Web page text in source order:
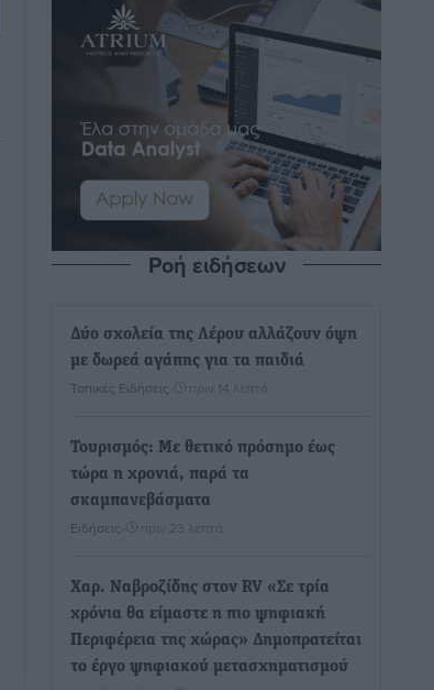
Ροή ειδήσεων
Δύο σχολεία της Λέρου αλλάζουν όψη
με δωρεά αγάπης για τα παιδιά
Τοπικές Ειδήσεις πριν 14 λεπτά
Τουρισμός: Με θετικό πρόσημο έως
τώρα η χρονιά, παρά τα
σκαμπανεβάσματα
Ειδήσεις πριν 23 λεπτά
Χαρ. Ναβροζίδης στον RV «Σε τρία
χρόνια θα είμαστε η πιο ψηφιακή
Περιφέρεια της χώρας» Δημοπρατείται
το έργο ψηφιακού μετασχηματισμού